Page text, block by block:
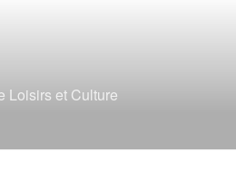
Loisirs et Culture